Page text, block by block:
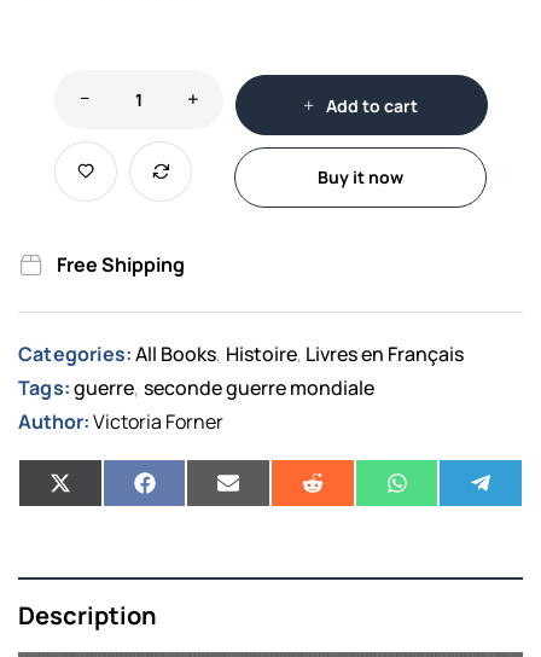
Add to cart
Buy it now
Free Shipping
Categories: All Books, Histoire, Livres en Français
Tags:guerre, seconde guerre mondiale
Author:Victoria Forner
Description